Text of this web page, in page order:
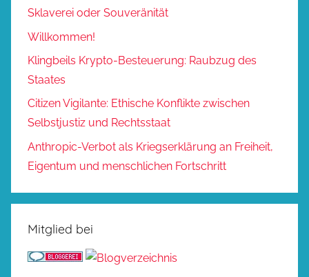
Sklaverei oder Souveränität
Willkommen!
Klingbeils Krypto-Besteuerung: Raubzug des
Staates
Citizen Vigilante: Ethische Konflikte zwischen
Selbstjustiz und Rechtsstaat
Anthropic-Verbot als Kriegserklärung an Freiheit,
Eigentum und menschlichen Fortschritt
Mitglied bei